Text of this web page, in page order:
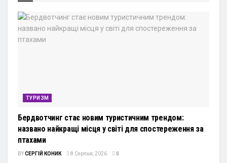
ТУРИЗМ
Бердвотчинг стає новим туристичним трендом:
названо найкращі місця у світі для спостереження за
птахами
BYСЕРГІЙ КОНИК 8 Серпня, 2026 0